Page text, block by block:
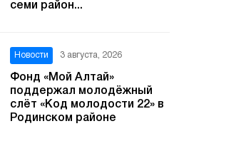
семи район...
Новости 3 августа, 2026
Фонд «Мой Алтай»
поддержал молодёжный
слёт «Код молодости 22» в
Родинском районе